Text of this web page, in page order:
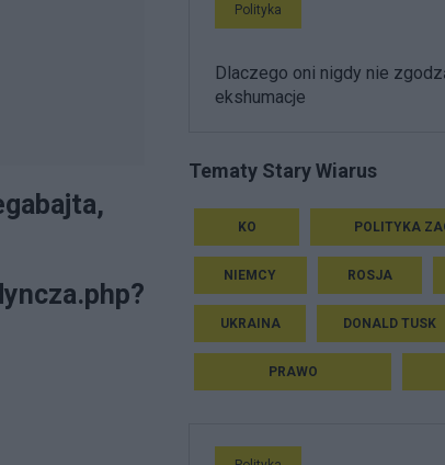
Polityka
Dlaczego oni nigdy nie
ekshumacje
Tematy Stary Wiarus
KO POLITYKA
NIEMCY ROSJA
UKRAINA DONALD TUSK
PRAWO